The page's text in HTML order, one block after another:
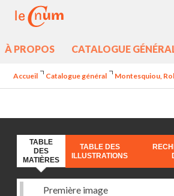
À PROPOS CATALOGUE
Accueil Catalogue général Montesquiou,
TABLE
DES
MATIÈRES
TABLE DES
ILLUSTRATIONS
Première image